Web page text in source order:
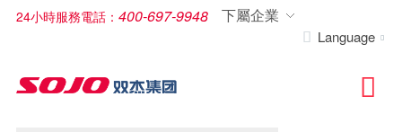
24小時服務電話： 400-697-9948 下屬企業
 Language 
